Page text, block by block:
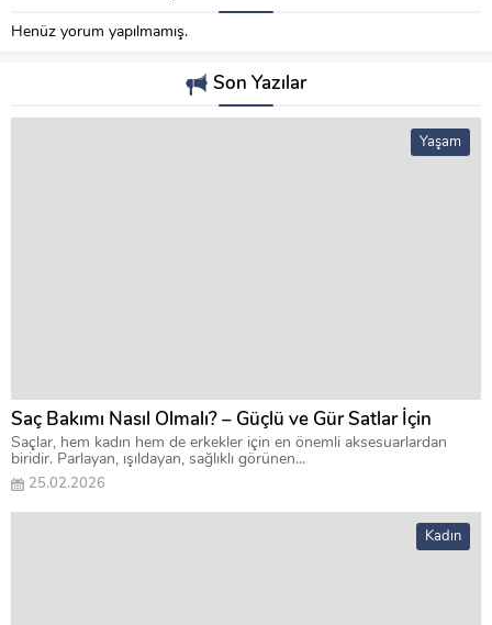
Henüz yorum yapılmamış.
Son Yazılar
Yaşam
Saç Bakımı Nasıl Olmalı? – Güçlü ve Gür Satlar İçin
Saçlar, hem kadın hem de erkekler için en önemli aksesuarlardan
biridir. Parlayan, ışıldayan, sağlıklı görünen...
25.02.2026
Kadın